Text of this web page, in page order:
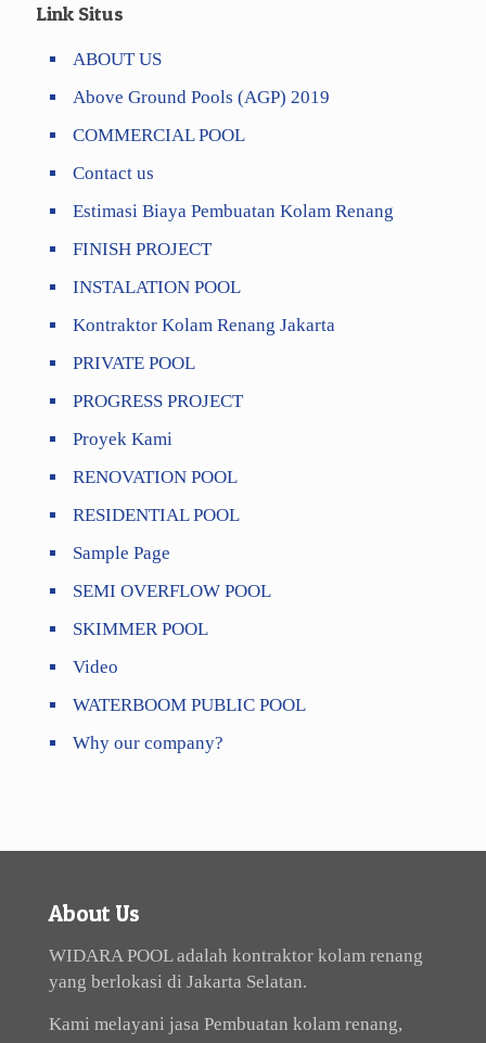
Link Situs
ABOUT US
Above Ground Pools (AGP) 2019
COMMERCIAL POOL
Contact us
Estimasi Biaya Pembuatan Kolam Renang
FINISH PROJECT
INSTALATION POOL
Kontraktor Kolam Renang Jakarta
PRIVATE POOL
PROGRESS PROJECT
Proyek Kami
RENOVATION POOL
RESIDENTIAL POOL
Sample Page
SEMI OVERFLOW POOL
SKIMMER POOL
Video
WATERBOOM PUBLIC POOL
Why our company?
About Us
WIDARA POOL adalah kontraktor kolam renang
yang berlokasi di Jakarta Selatan.
Kami melayani jasa Pembuatan kolam renang,